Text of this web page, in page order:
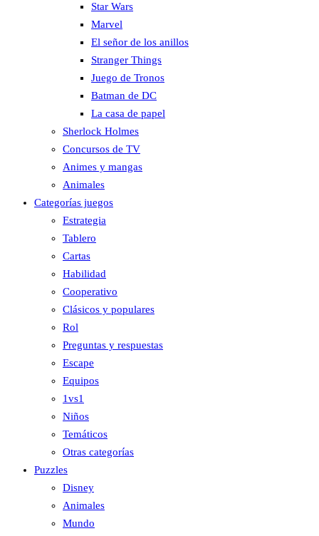
Star Wars
Marvel
El señor de los anillos
Stranger Things
Juego de Tronos
Batman de DC
La casa de papel
Sherlock Holmes
Concursos de TV
Animes y mangas
Animales
Categorías juegos
Estrategia
Tablero
Cartas
Habilidad
Cooperativo
Clásicos y populares
Rol
Preguntas y respuestas
Escape
Equipos
1vs1
Niños
Temáticos
Otras categorías
Puzzles
Disney
Animales
Mundo